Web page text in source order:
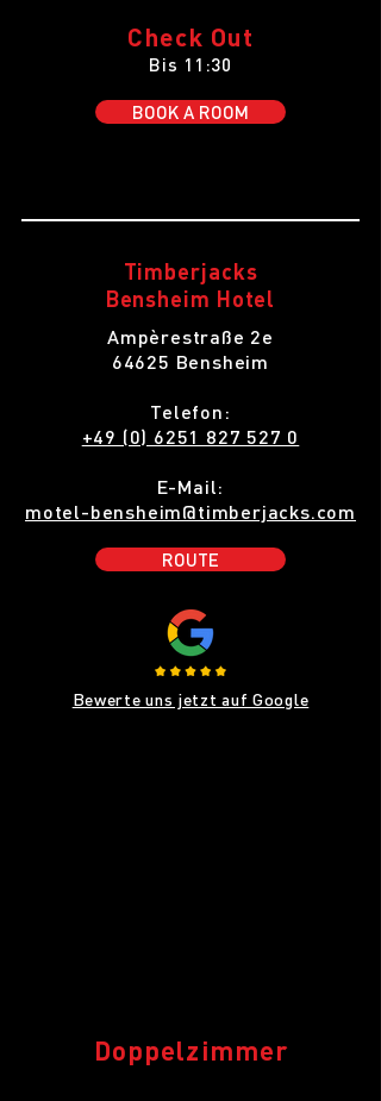
Check Out
Bis 11:30
BOOK A ROOM
Timberjacks
Bensheim Hotel
Ampèrestraße 2e
64625 Bensheim
Telefon:
+49 (0) 6251 827 527 0
E-Mail:
motel-bensheim@timberjacks.com
ROUTE
Bewerte uns jetzt auf Google
Doppelzimmer